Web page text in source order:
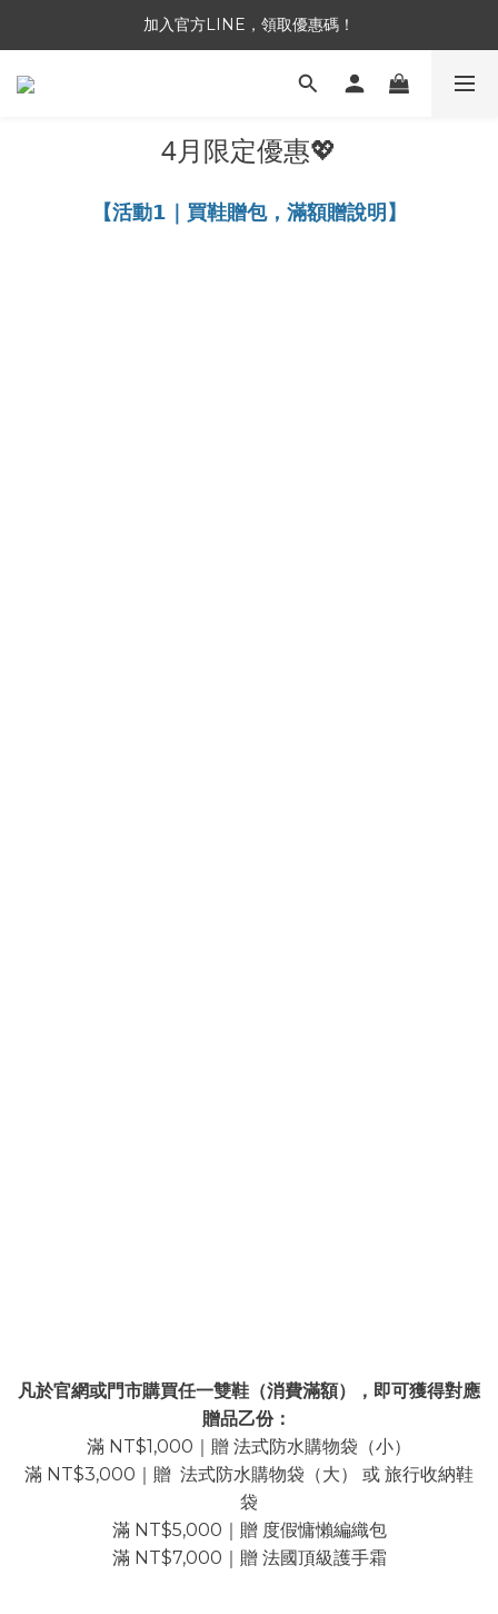
加入官方LINE，領取優惠碼！
加入官方LINE，領取優惠碼！
全館消費滿 NT$3,300 免運
4月限定優惠💖
【活動𝟭｜買鞋贈包，滿額贈說明】
凡於官網或門市購買任一雙鞋（消費滿額），即可獲得對應
贈品乙份：
滿 NT$1,000｜贈 法式防水購物袋（小）
滿 NT$3,000｜贈 法式防水購物袋（大） 或 旅行收納鞋
袋
滿 NT$5,000｜贈 度假慵懶編織包
滿 NT$7,000｜贈 法國頂級護手霜